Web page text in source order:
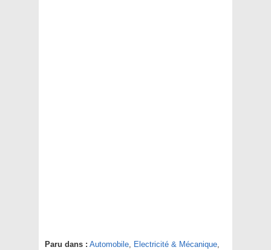
Paru dans : Automobile, Electricité & Mécanique,